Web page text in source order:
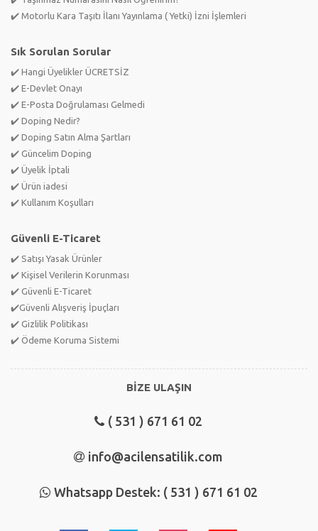
✔️ Motorlu Kara Taşıtı İlanı Yayınlama ( Yetki) İzni İşlemleri
Sık Sorulan Sorular
✔️ Hangi Üyelikler ÜCRETSİZ
✔️ E-Devlet Onayı
✔️ E-Posta Doğrulaması Gelmedi
✔️ Doping Nedir?
✔️ Doping Satın Alma Şartları
✔️ Güncelim Doping
✔️ Üyelik İptali
✔️ Ürün iadesi
✔️ Kullanım Koşulları
Güvenli E-Ticaret
✔️ Satışı Yasak Ürünler
✔️ Kişisel Verilerin Korunması
✔️ Güvenli E-Ticaret
✔️Güvenli Alışveriş İpuçları
✔️ Gizlilik Politikası
✔️ Ödeme Koruma Sistemi
BİZE ULAŞIN
( 531 ) 671 61 02
info@acilensatilik.com
Whatsapp Destek: ( 531 ) 671 61 02